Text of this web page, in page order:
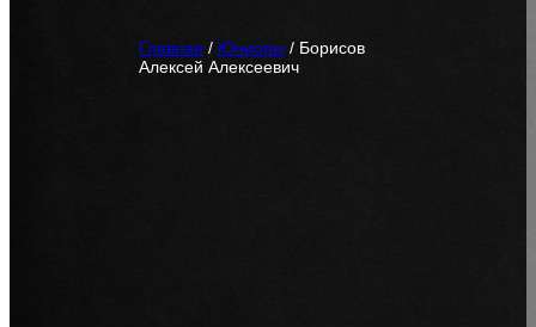
Главная / Юниоры / Борисов
Алексей Алексеевич